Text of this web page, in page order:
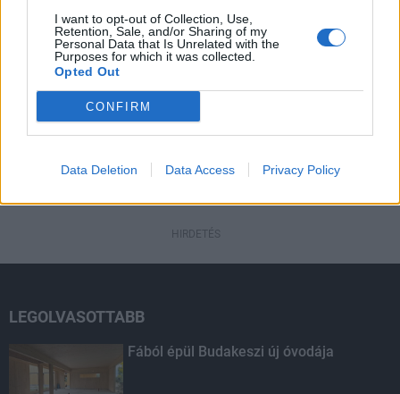
I want to opt-out of Collection, Use,
Retention, Sale, and/or Sharing of my
Personal Data that Is Unrelated with the
Purposes for which it was collected.
Opted Out
CONFIRM
Data Deletion Data Access Privacy Policy
továbbképzésekkel erősít a Gál Ferenc
Egyetem
HIRDETÉS
HIRDETÉS
LEGOLVASOTTABB
Fából épül Budakeszi új óvodája